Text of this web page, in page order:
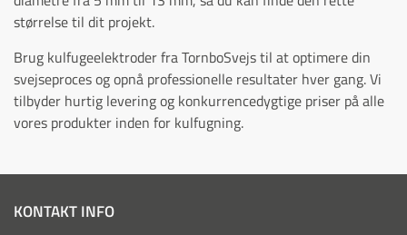
størrelse til dit projekt.
Brug kulfugeelektroder fra TornboSvejs til at optimere din
svejseproces og opnå professionelle resultater hver gang. Vi
tilbyder hurtig levering og konkurrencedygtige priser på alle
vores produkter inden for kulfugning.
KONTAKT INFO